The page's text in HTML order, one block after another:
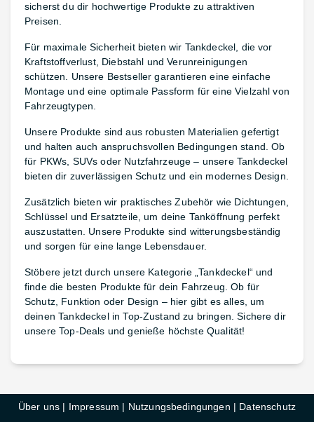
sicherst du dir hochwertige Produkte zu attraktiven
Preisen.
Für maximale Sicherheit bieten wir Tankdeckel, die vor
Kraftstoffverlust, Diebstahl und Verunreinigungen
schützen. Unsere Bestseller garantieren eine einfache
Montage und eine optimale Passform für eine Vielzahl von
Fahrzeugtypen.
Unsere Produkte sind aus robusten Materialien gefertigt
und halten auch anspruchsvollen Bedingungen stand. Ob
für PKWs, SUVs oder Nutzfahrzeuge – unsere Tankdeckel
bieten dir zuverlässigen Schutz und ein modernes Design.
Zusätzlich bieten wir praktisches Zubehör wie Dichtungen,
Schlüssel und Ersatzteile, um deine Tanköffnung perfekt
auszustatten. Unsere Produkte sind witterungsbeständig
und sorgen für eine lange Lebensdauer.
Stöbere jetzt durch unsere Kategorie „Tankdeckel“ und
finde die besten Produkte für dein Fahrzeug. Ob für
Schutz, Funktion oder Design – hier gibt es alles, um
deinen Tankdeckel in Top-Zustand zu bringen. Sichere dir
unsere Top-Deals und genieße höchste Qualität!
Über uns | Impressum | Nutzungsbedingungen | Datenschutz